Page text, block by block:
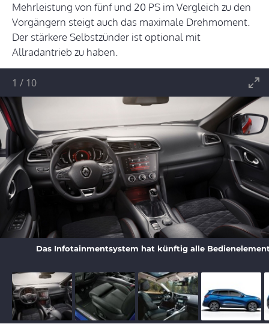
Mehrleistung von fünf und 20 PS im Vergleich zu den
Vorgängern steigt auch das maximale Drehmoment.
Der stärkere Selbstzünder ist optional mit
Allradantrieb zu haben.
Das Infotainmentsystem hat künftig alle
1 / 10